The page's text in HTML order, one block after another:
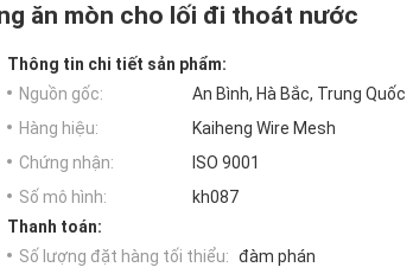
ăn mòn cho lối đi thoát nước
Thông tin chi tiết sản phẩm:
Nguồn gốc:
An Bình, Hà Bắc, Trung Quốc
Hàng hiệu:
Kaiheng Wire Mesh
Chứng nhận:
ISO 9001
Số mô hình:
kh087
Thanh toán:
Số lượng đặt hàng tối thiểu: đàm phán